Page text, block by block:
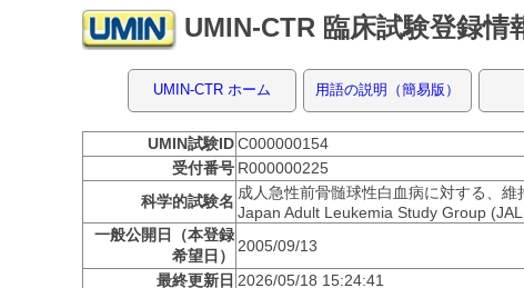
UMIN-CTR 臨床試験登録情
UMIN-CTR ホーム 用語の説明（簡易版）
UMIN試験ID C000000154
受付番号 R000000225
科学的試験名 成人急性前骨髄球性白血病に対する、
Japan Adult Leukemia Study Group
一般公開日（本登録
希望日）
2005/09/13
最終更新日 2026/05/18 15:24:41